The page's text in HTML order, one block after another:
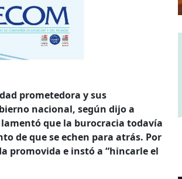
prometedora y sus
nacional, según dijo a
que la burocracia todavía
de que se echen para atrás. Por
promovida e instó a “hincarle el